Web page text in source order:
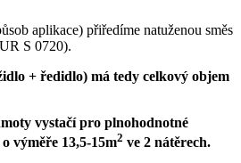
aplikace) přiředíme natuženou směs
S 0720).
+ ředidlo) má tedy celkový objem
vystačí pro plnohodnotné
výměře 13,5-15m2 ve 2 nátěrech.